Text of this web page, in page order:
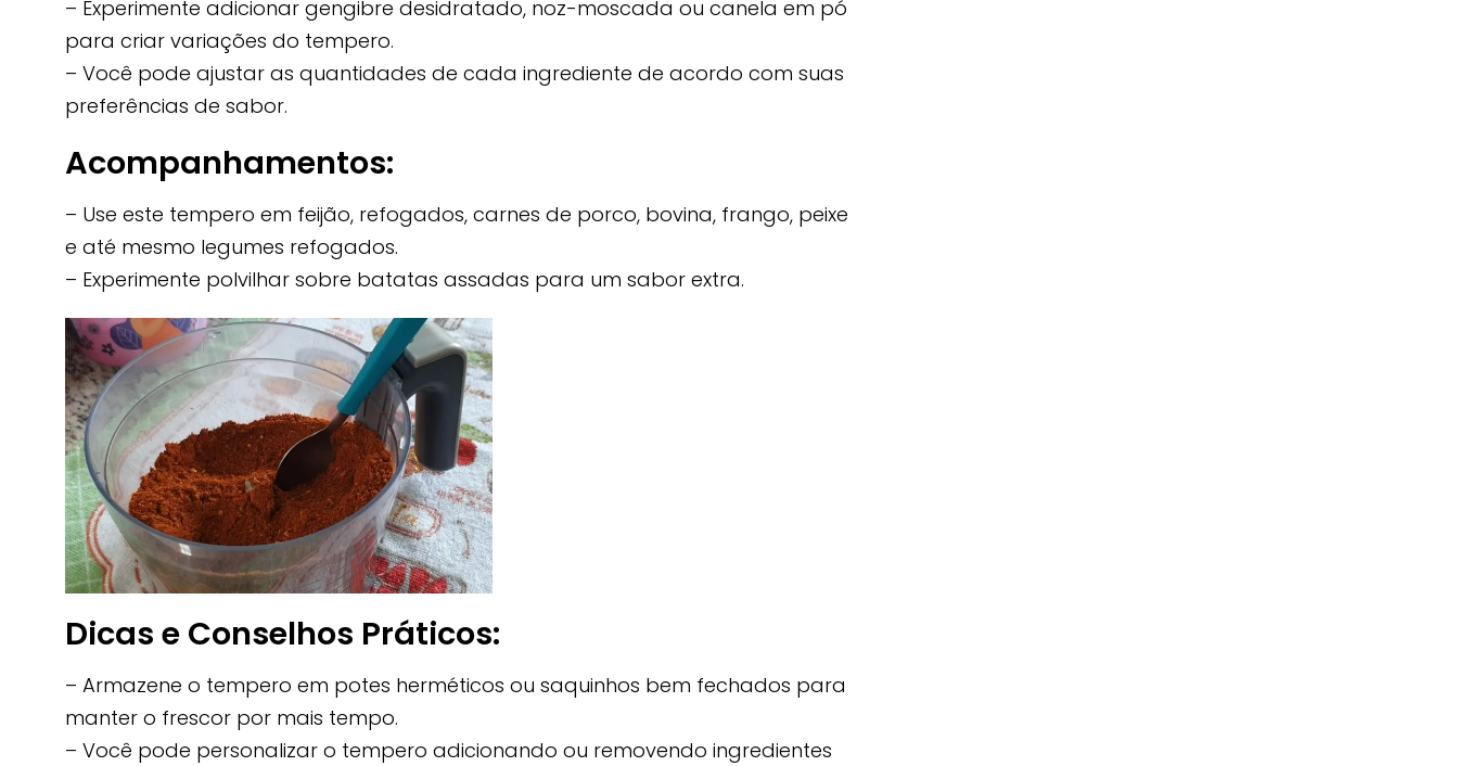
– Experimente adicionar gengibre desidratado, noz-moscada ou canela em pó
para criar variações do tempero.
– Você pode ajustar as quantidades de cada ingrediente de acordo com suas
preferências de sabor.
Acompanhamentos:
– Use este tempero em feijão, refogados, carnes de porco, bovina, frango, peixe
e até mesmo legumes refogados.
– Experimente polvilhar sobre batatas assadas para um sabor extra.
Dicas e Conselhos Práticos:
– Armazene o tempero em potes herméticos ou saquinhos bem fechados para
manter o frescor por mais tempo.
– Você pode personalizar o tempero adicionando ou removendo ingredientes